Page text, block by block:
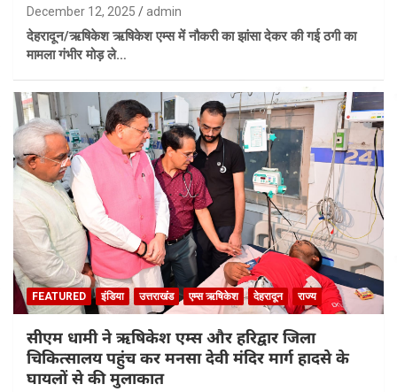
December 12, 2025 admin
देहरादून/ऋषिकेश ऋषिकेश एम्स में नौकरी का झांसा देकर की गई ठगी का
मामला गंभीर मोड़ ले…
FEATURED इंडिया उत्तराखंड एम्स ऋषिकेश देहरादून राज्य
सीएम धामी ने ऋषिकेश एम्स और हरिद्वार जिला
चिकित्सालय पहुंच कर मनसा देवी मंदिर मार्ग हादसे के
घायलों से की मुलाकात